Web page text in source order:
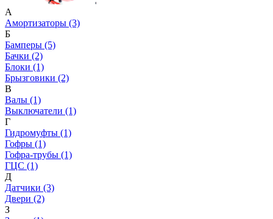
А
Амортизаторы (3)
Б
Бамперы (5)
Бачки (2)
Блоки (1)
Брызговики (2)
В
Валы (1)
Выключатели (1)
Г
Гидромуфты (1)
Гофры (1)
Гофра-трубы (1)
ГЦС (1)
Д
Датчики (3)
Двери (2)
З